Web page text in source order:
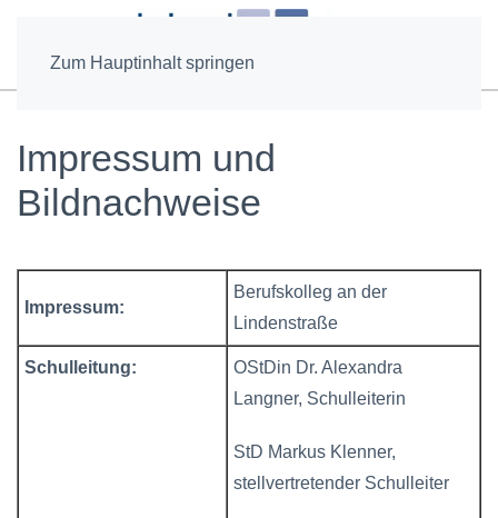
Zum Hauptinhalt springen
Impressum und
Bildnachweise
Impressum:
Berufskolleg an der
Lindenstraße
Schulleitung:
OStDin Dr. Alexandra
Langner, Schulleiterin
StD Markus Klenner,
stellvertretender Schulleiter